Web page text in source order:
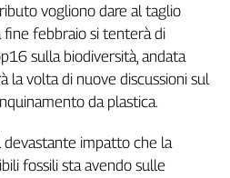
vogliono dare al taglio
fine febbraio si tenterà di
sulla biodiversità, andata
la volta di nuove discussioni sul
da plastica.
devastante impatto che la
fossili sta avendo sulle